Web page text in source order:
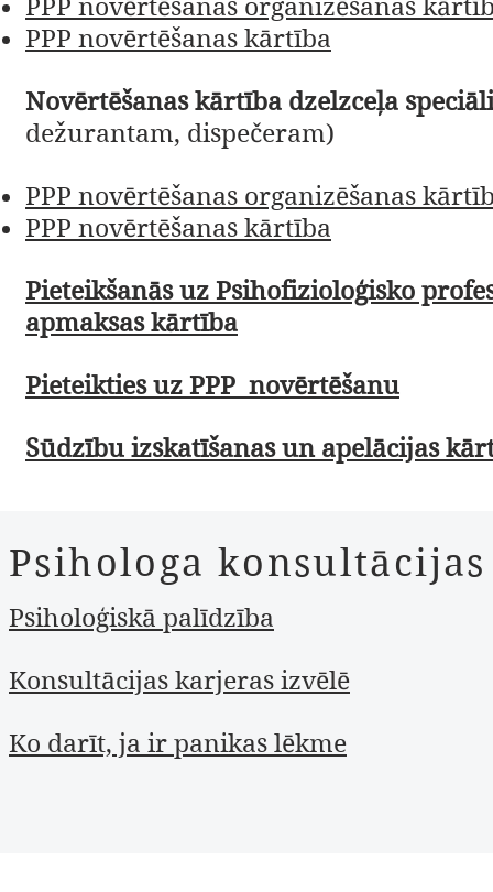
​PPP novērtēšanas organizēšanas
PPP novērtēšanas kārtība
Novērtēšanas kārtība dzelzceļa
dežurantam, dispečeram)
PPP novērtēšanas organizēšanas
PPP novērtēšanas kārtība
Pieteikšanās uz Psihofizioloģisko
apmaksas kārtība
Pieteikties uz PPP novērtēšanu
Sūdzību izskatīšanas un apelācijas
Psihologa konsultācijas
Psiholoģiskā palīdzība
Konsultācijas karjeras izvēlē
Ko darīt, ja ir panikas lēkme